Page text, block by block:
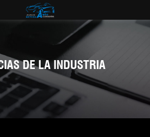
DE LA INDUSTRIA